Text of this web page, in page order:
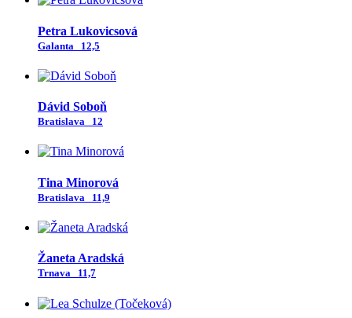
Petra Lukovicsová
Galanta 12,5
Dávid Soboň
Bratislava 12
Tina Minorová
Bratislava 11,9
Žaneta Aradská
Trnava 11,7